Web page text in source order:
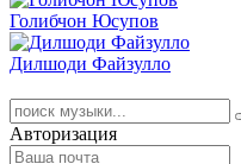
Голибчон Юсупов
Дилшоди Файзулло
Авторизация